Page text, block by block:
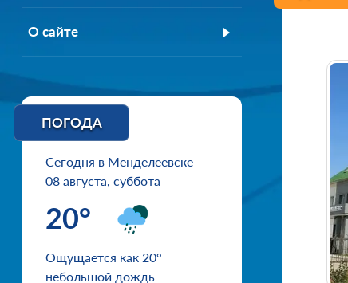
О сайте
ПОГОДА
Сегодня в Менделеевске
08 августа, суббота
20°
Ощущается как 20°
небольшой дождь